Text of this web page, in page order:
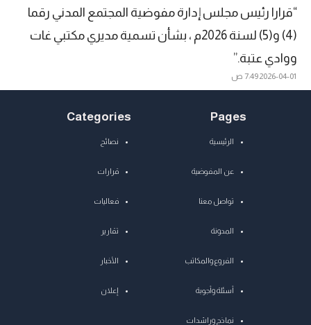
“قرارا رئيس مجلس إدارة مفوضية المجتمع المدني رقما
(4) و(5) لسنة 2026م ، بشأن تسمية مديري مكتبي غات
ووادي عتبة.”
2026-04-017:49 ص
Pages
الرئيسية
عن المفوضية
تواصل معنا
المدونة
الفروع والمكاتب
أسئلة وأجوبة
نماذج وراشدات
Categories
نصائح
قرارات
فعاليات
تقارير
الأخبار
إعلان